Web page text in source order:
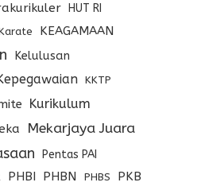
HUT RI
KEAGAMAAN
Kelulusan
KKTP
Kurikulum
Mekarjaya Juara
Pentas PAI
PHBI PHBN PHBS PKB